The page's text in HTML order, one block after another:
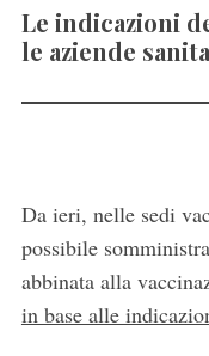
Le indicazioni
le aziende
Da ieri, nelle sedi
possibile
abbinata alla
in base alle